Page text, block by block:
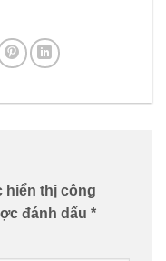
hiển thị công
đánh dấu *